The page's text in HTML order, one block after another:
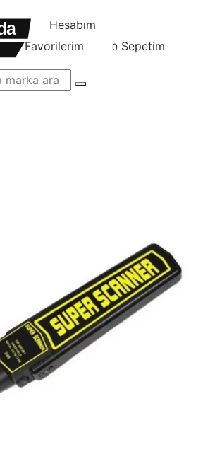
Hesabım
Favorilerim
0 Sepetim